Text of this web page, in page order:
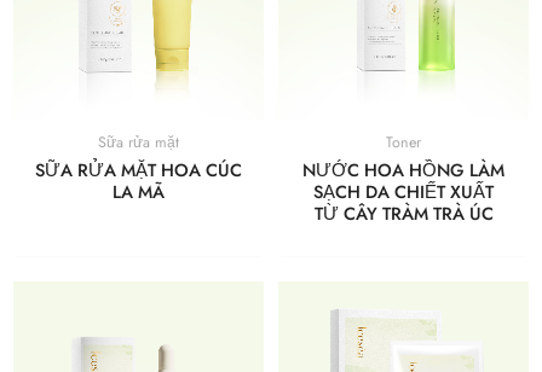
Sữa rửa mặt
SỮA RỬA MẶT HOA CÚC
LA MÃ
Toner
NƯỚC HOA HỒNG LÀM
SẠCH DA CHIẾT XUẤT
TỪ CÂY TRÀM TRÀ ÚC